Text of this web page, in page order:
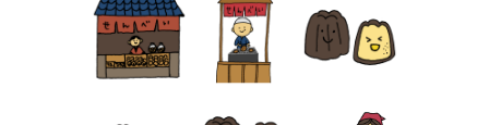
content